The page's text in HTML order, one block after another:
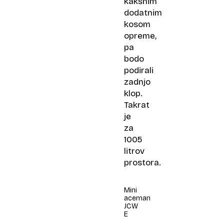
dodatnim
kosom
opreme,
pa
bodo
podirali
zadnjo
klop.
Takrat
je
za
1005
litrov
prostora.
Mini
aceman
JCW
E